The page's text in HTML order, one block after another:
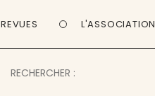
REVUES L'ASSOCIATION